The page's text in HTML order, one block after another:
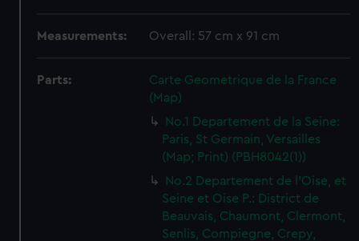
Measurements: Overall: 57 cm x 91 cm
Parts:
Carte Geometrique de la France
(Map)
No.1 Departement de la Seine:
Paris, St Germain, Versailles
(Map; Print) (PBH8042(1))
No.2 Departement de l'Oise, et
Seine et Oise P.: District de
Beauvais, Chaumont, Clermont,
Senlis, Compiegne, Crepy,